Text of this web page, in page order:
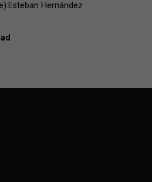
Hernández